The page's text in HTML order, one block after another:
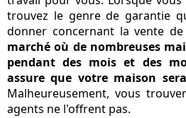
trouvez le genre de garantie
donner concernant la vente
marché où de nombreuses
pendant des mois et des
assure que votre maison
Malheureusement, vous
agents ne l'offrent pas.